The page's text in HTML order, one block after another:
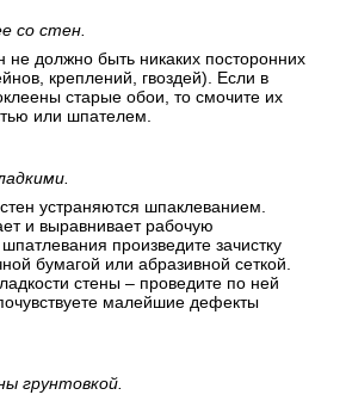
со стен.
не должно быть никаких посторонних
креплений, гвоздей). Если в
старые обои, то смочите их
или шпателем.
устраняются шпаклеванием.
и выравнивает рабочую
произведите зачистку
бумагой или абразивной сеткой.
стены – проведите по ней
малейшие дефекты
грунтовкой.